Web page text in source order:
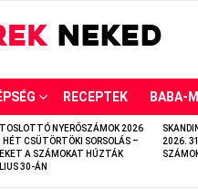
RECEPTEK BABA-
NYERŐSZÁMOK 2026
HÉT CSÜTÖRTÖKI SORSOLÁS –
A SZÁMOKAT HÚZTÁK
30-ÁN
2026.